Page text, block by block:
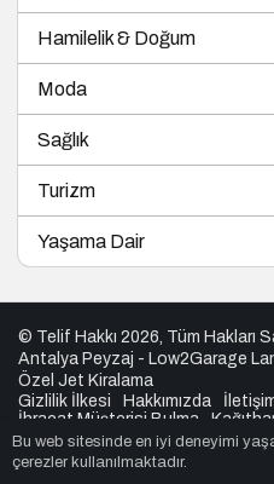
Hamilelik & Doğum
Moda
Sağlık
Turizm
Yaşama Dair
Bu web sitesinde en iyi deneyimi
çerezler kullanılmaktadır.
© Telif Hakkı 2026, Tüm Hakları
Antalya Peyzaj - Low2Garage
Özel Jet Kiralama
Gizlilik İlkesi
Hakkımızda
İhracat Müşterisi Bulma